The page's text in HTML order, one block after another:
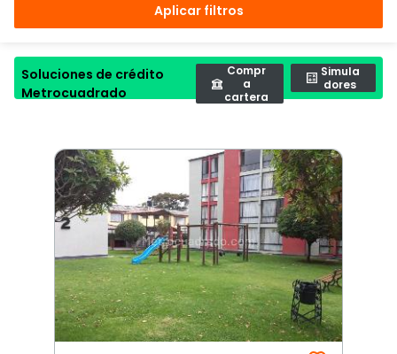
Aplicar filtros
Soluciones de crédito
Metrocuadrado
Compr
a
cartera
Simula
dores